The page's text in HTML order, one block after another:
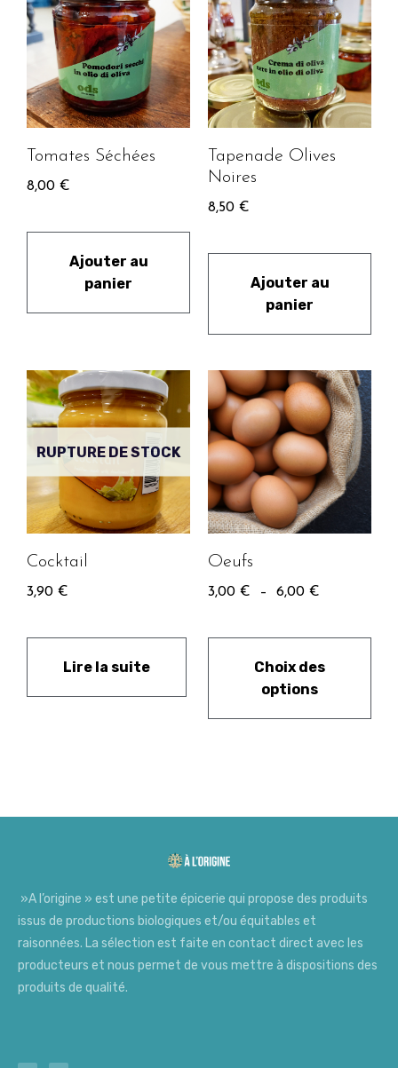
Tomates Séchées
8,00 €
Ajouter au
panier
Tapenade Olives
Noires
8,50 €
Ajouter au
panier
RUPTURE DE STOCK
Cocktail
3,90 €
Lire la suite
Oeufs
3,00 € – 6,00 €
Choix des
options
»A l’origine » est une petite épicerie qui propose des produits
issus de productions biologiques et/ou équitables et
raisonnées. La sélection est faite en contact direct avec les
producteurs et nous permet de vous mettre à dispositions des
produits de qualité.